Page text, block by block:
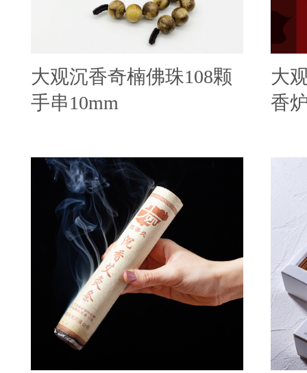
大观沉香奇楠佛珠108颗
手串10mm
大
香